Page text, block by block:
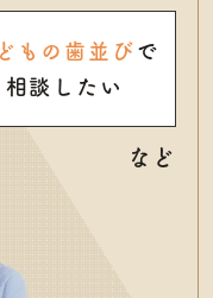
もの歯並び で
相談したい